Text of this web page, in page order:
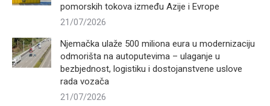
pomorskih tokova između Azije i Evrope
21/07/2026
Njemačka ulaže 500 miliona eura u modernizaciju
odmorišta na autoputevima – ulaganje u
bezbjednost, logistiku i dostojanstvene uslove
rada vozača
21/07/2026